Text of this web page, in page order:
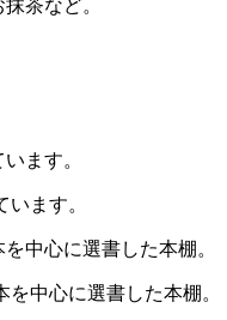
ます。
中心に選書した本棚。